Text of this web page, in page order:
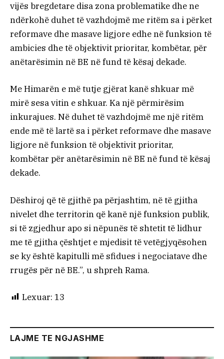
vijës bregdetare disa zona problematike dhe ne
ndërkohë duhet të vazhdojmë me ritëm sa i përket
reformave dhe masave ligjore edhe në funksion të
ambicies dhe të objektivit prioritar, kombëtar, për
anëtarësimin në BE në fund të kësaj dekade.
Me Himarën e më tutje gjërat kanë shkuar më
mirë sesa vitin e shkuar. Ka një përmirësim
inkurajues. Në duhet të vazhdojmë me një ritëm
ende më të lartë sa i përket reformave dhe masave
ligjore në funksion të objektivit prioritar,
kombëtar për anëtarësimin në BE në fund të kësaj
dekade.
Dëshiroj që të gjithë pa përjashtim, në të gjitha
nivelet dhe territorin që kanë një funksion publik,
si të zgjedhur apo si nëpunës të shtetit të lidhur
me të gjitha çështjet e mjedisit të vetëgjyqësohen
se ky është kapitulli më sfidues i negociatave dhe
rrugës për në BE.”, u shpreh Rama.
Lexuar: 13
LAJME TE NGJASHME